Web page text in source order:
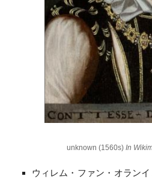
unknown (1560s) In
ウィレム・ファン・オラン